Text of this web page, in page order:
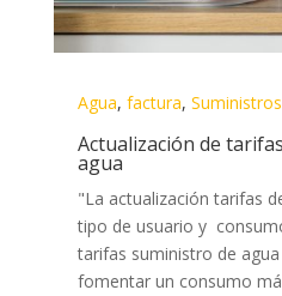
Agua, factura, Suministros
Actualización de
agua
"La actualización tarifas
tipo de usuario y
tarifas suministro de
fomentar un consumo